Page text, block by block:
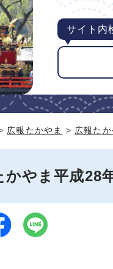
サイト内
広報たかやま > 広報た
かやま平成28